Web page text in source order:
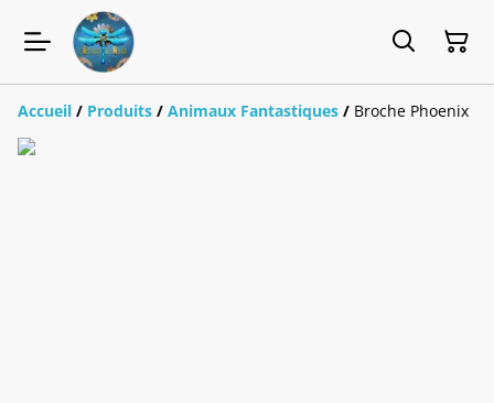
Accueil / Produits / Animaux Fantastiques / Broche Phoenix